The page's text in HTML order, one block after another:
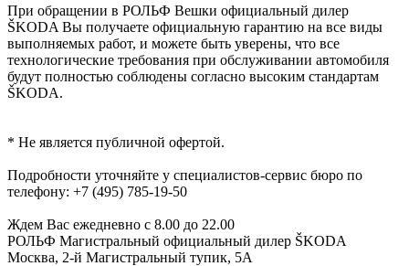
При обращении в РОЛЬФ Вешки официальный дилер
ŠKODA Вы получаете официальную гарантию на все виды
выполняемых работ, и можете быть уверены, что все
технологические требования при обслуживании автомобиля
будут полностью соблюдены согласно высоким стандартам
ŠKODA.
* Не является публичной офертой.
Подробности уточняйте у специалистов-сервис бюро по
телефону: +7 (495) 785-19-50
Ждем Вас ежедневно с 8.00 до 22.00
РОЛЬФ Магистральный официальный дилер ŠKODA
Москва, 2-й Магистральный тупик, 5А